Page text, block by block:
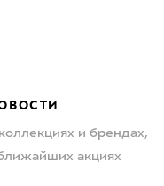
и брендах,
акциях